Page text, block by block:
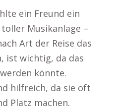
ein Freund ein
Musikanlage –
Art der Reise das
ist wichtig, da das
könnte.
hilfreich, da sie oft
Platz machen.